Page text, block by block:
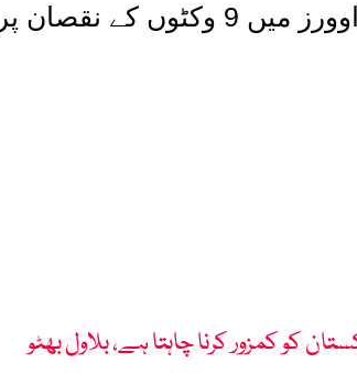
میں 9 وکٹوں کے نقصان پر
کو کمزور کرنا چاہتا ہے، بلاول بھٹو